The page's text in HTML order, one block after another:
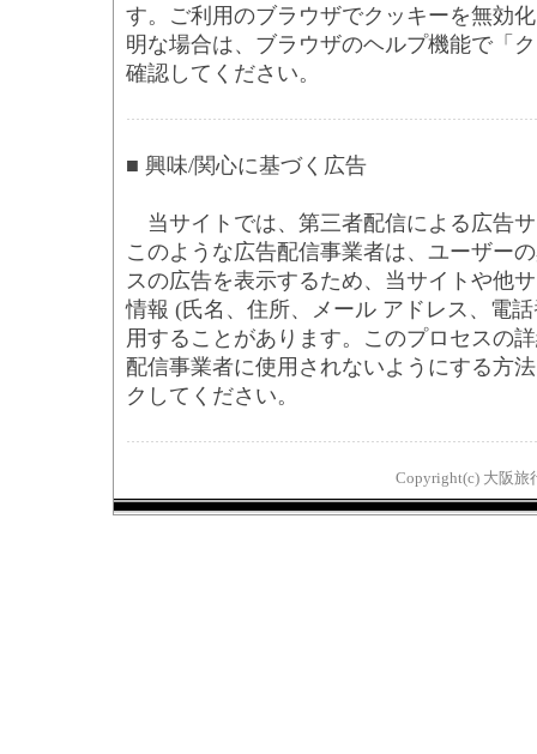
す。ご利用のブラウザでクッキーを無効
明な場合は、ブラウザのヘルプ機能で「
確認してください。
■ 興味/関心に基づく広告
当サイトでは、第三者配信による広告
このような広告配信事業者は、ユーザー
スの広告を表示するため、当サイトや他
情報 (氏名、住所、メール アドレス、電
用することがあります。このプロセスの
配信事業者に使用されないようにする方
クしてください。
Copyright(c) 大阪旅